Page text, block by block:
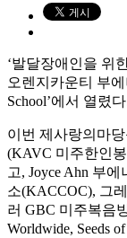
‘발달장애인을 위
오렌지카운티 부에
School’에서 열렸
이번 제사랑의마
(KAVC 미주한인
고, Joyce Ahn 부
소(KACCOC), 그
러 GBC 미주복음
Worldwide, Seeds